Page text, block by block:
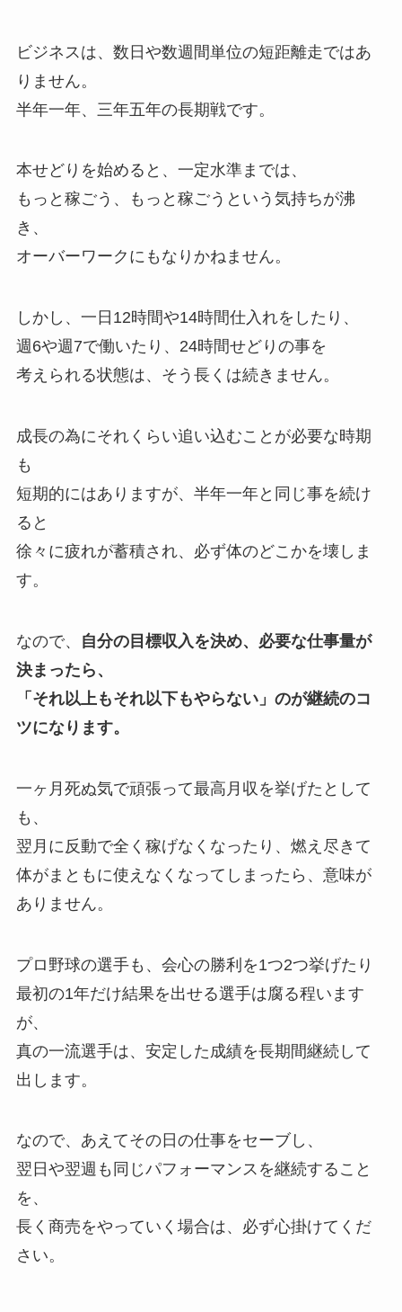
ビジネスは、数日や数週間単位の短距離走ではあ
りません。
半年一年、三年五年の長期戦です。
本せどりを始めると、一定水準までは、
もっと稼ごう、もっと稼ごうという気持ちが沸
き、
オーバーワークにもなりかねません。
しかし、一日12時間や14時間仕入れをしたり、
週6や週7で働いたり、24時間せどりの事を
考えられる状態は、そう長くは続きません。
成長の為にそれくらい追い込むことが必要な時期
も
短期的にはありますが、半年一年と同じ事を続け
ると
徐々に疲れが蓄積され、必ず体のどこかを壊しま
す。
なので、
自分の目標収入を決め、必要な仕事量が
決まったら、
「それ以上もそれ以下もやらない」のが継続のコ
ツになります。
一ヶ月死ぬ気で頑張って最高月収を挙げたとして
も、
翌月に反動で全く稼げなくなったり、燃え尽きて
体がまともに使えなくなってしまったら、意味が
ありません。
プロ野球の選手も、会心の勝利を1つ2つ挙げたり
最初の1年だけ結果を出せる選手は腐る程います
が、
真の一流選手は、安定した成績を長期間継続して
出します。
なので、あえてその日の仕事をセーブし、
翌日や翌週も同じパフォーマンスを継続すること
を、
長く商売をやっていく場合は、必ず心掛けてくだ
さい。